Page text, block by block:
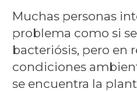
Muchas personas
problema como si
bacteriósis, pero en
condiciones
se encuentra la